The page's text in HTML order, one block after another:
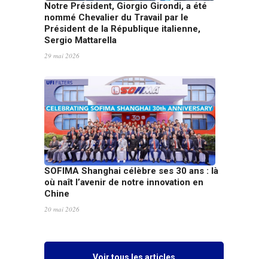
Notre Président, Giorgio Girondi, a été
nommé Chevalier du Travail par le
Président de la République italienne,
Sergio Mattarella
29 mai 2026
SOFIMA Shanghai célèbre ses 30 ans : là
où naît l’avenir de notre innovation en
Chine
20 mai 2026